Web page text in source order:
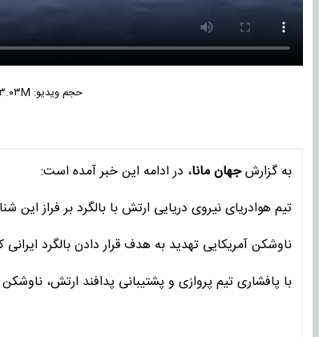
حجم ویدیو: ۳.۰۳M
به گزارشجهان مانا، در ادامه این خبر آمده است:
تیم هوادریای نیروی دریایی ارتش با بالگرد بر فراز
ناوشکن آمریکایی تهدید به هدف قرار دادن بالگرد
با پافشاری تیم پروازی و پشتیبانی پدافند ارتش،